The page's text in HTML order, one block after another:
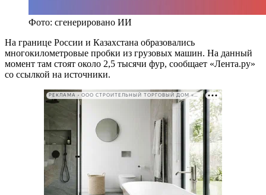
Фото: сгенерировано ИИ
На границе России и Казахстана образовались
многокилометровые пробки из грузовых машин. На данный
момент там стоят около 2,5 тысячи фур, сообщает «Лента.ру»
со ссылкой на источники.
РЕКЛАМА • ООО СТРОИТЕЛЬНЫЙ ТОРГОВЫЙ ДОМ «ПЕТРОВИЧ». ИНН: 7802348846